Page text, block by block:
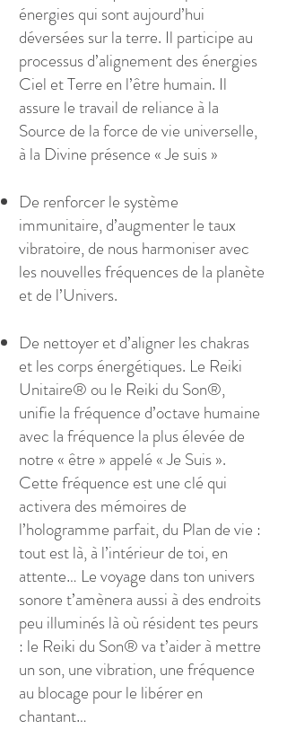
énergies qui sont aujourd’hui
déversées sur la terre. Il participe au
processus d’alignement des énergies
Ciel et Terre en l’être humain. Il
assure le travail de reliance à la
Source de la force de vie universelle,
à la Divine présence « Je suis »
De renforcer le système
immunitaire, d’augmenter le taux
vibratoire, de nous harmoniser avec
les nouvelles fréquences de la planète
et de l’Univers.
De nettoyer et d’aligner les chakras
et les corps énergétiques. Le Reiki
Unitaire® ou le Reiki du Son®,
unifie la fréquence d’octave humaine
avec la fréquence la plus élevée de
notre « être » appelé « Je Suis ».
Cette fréquence est une clé qui
activera des mémoires de
l’hologramme parfait, du Plan de vie :
tout est là, à l’intérieur de toi, en
attente… Le voyage dans ton univers
sonore t’amènera aussi à des endroits
peu illuminés là où résident tes peurs
: le Reiki du Son® va t’aider à mettre
un son, une vibration, une fréquence
au blocage pour le libérer en
chantant…